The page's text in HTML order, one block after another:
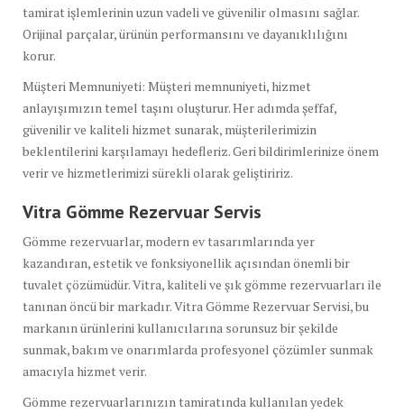
tamirat işlemlerinin uzun vadeli ve güvenilir olmasını sağlar.
Orijinal parçalar, ürünün performansını ve dayanıklılığını
korur.
Müşteri Memnuniyeti: Müşteri memnuniyeti, hizmet
anlayışımızın temel taşını oluşturur. Her adımda şeffaf,
güvenilir ve kaliteli hizmet sunarak, müşterilerimizin
beklentilerini karşılamayı hedefleriz. Geri bildirimlerinize önem
verir ve hizmetlerimizi sürekli olarak geliştiririz.
Vitra Gömme Rezervuar Servis
Gömme rezervuarlar, modern ev tasarımlarında yer
kazandıran, estetik ve fonksiyonellik açısından önemli bir
tuvalet çözümüdür. Vitra, kaliteli ve şık gömme rezervuarları ile
tanınan öncü bir markadır. Vitra Gömme Rezervuar Servisi, bu
markanın ürünlerini kullanıcılarına sorunsuz bir şekilde
sunmak, bakım ve onarımlarda profesyonel çözümler sunmak
amacıyla hizmet verir.
Gömme rezervuarlarınızın tamiratında kullanılan yedek